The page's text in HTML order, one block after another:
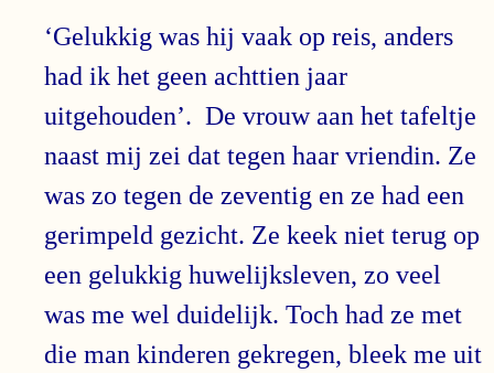
‘Gelukkig was hij vaak op reis, anders
had ik het geen achttien jaar
uitgehouden’. De vrouw aan het tafeltje
naast mij zei dat tegen haar vriendin. Ze
was zo tegen de zeventig en ze had een
gerimpeld gezicht. Ze keek niet terug op
een gelukkig huwelijksleven, zo veel
was me wel duidelijk. Toch had ze met
die man kinderen gekregen, bleek me uit